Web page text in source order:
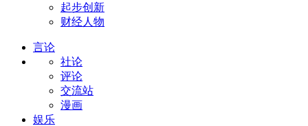
起步创新
财经人物
言论
社论
评论
交流站
漫画
娱乐